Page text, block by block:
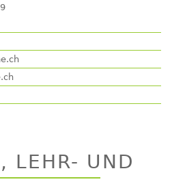
LEHR- UND